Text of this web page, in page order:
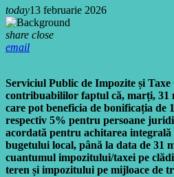
today13 februarie 2026
share close
email
Serviciul Public de Impozite și
contribuabililor faptul că, marți, 31
care pot beneficia de bonificația de
respectiv 5% pentru persoane
acordată pentru achitarea integrală
bugetului local, până la data de 31
cuantumul impozitului/taxei pe
teren și impozitului pe mijloace de